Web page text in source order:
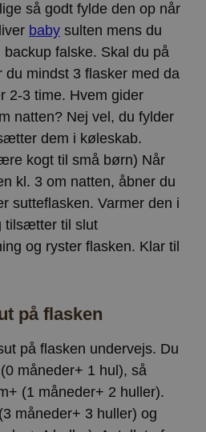
så godt fylde den op når
baby sulten mens du
falske. Skal du på
du mindst 3 flasker med da
2-3 time. Hvem gider
natten? Nej vel, du fylder
dem i køleskab.
kogt til små børn) Når
kl. 3 om natten, åbner du
sutteflasken. Varmer den i
tilsætter til slut
og ryster flasken. Klar til
på flasken
på flasken undervejs. Du
måneder+ 1 hul), så
(1 måneder+ 2 huller).
måneder+ 3 huller) og